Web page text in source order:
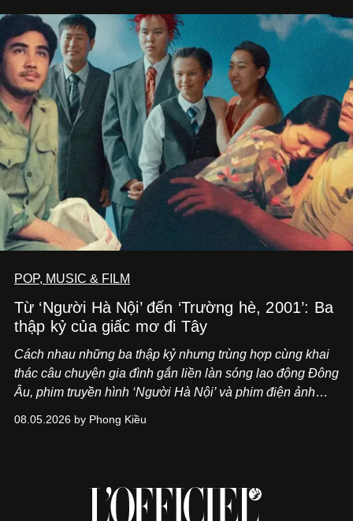
POP, MUSIC & FILM
Từ ‘Người Hà Nội’ đến ‘Trường hè, 2001’: Ba
thập kỷ của giấc mơ đi Tây
Cách nhau những ba thập kỷ nhưng trùng hợp cùng khai
thác câu chuyện gia đình gắn liền làn sóng lao động Đông
Âu, phim truyền hình ‘Người Hà Nội’ và phim điện ảnh
chọn một thuở thịnh hành.
08.05.2026 by Phong Kiều